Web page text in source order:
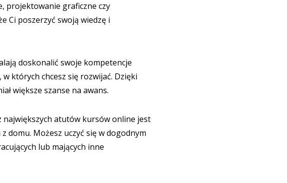
projektowanie graficzne czy
Ci poszerzyć swoją wiedzę i
doskonalić swoje kompetencje
których chcesz się rozwijać. Dzięki
większe szanse na awans.
największych atutów kursów online jest
domu. Możesz uczyć się w dogodnym
lub mających inne